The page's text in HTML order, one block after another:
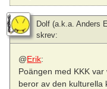
Dolf (a.k.a. Anders
skrev:
@Erik:
Poängen med KKK
beror av den kulturella